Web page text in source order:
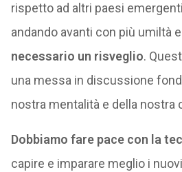
rispetto ad altri paesi
andando avanti con più umiltà
necessario un risveglio.
una messa in discussione
nostra mentalità e della nostra
Dobbiamo fare pace con la
capire e imparare meglio i